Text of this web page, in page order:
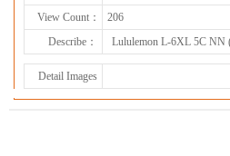
View Count：
206
Describe：
Lululemon L-6XL 5C NN
Detail Images